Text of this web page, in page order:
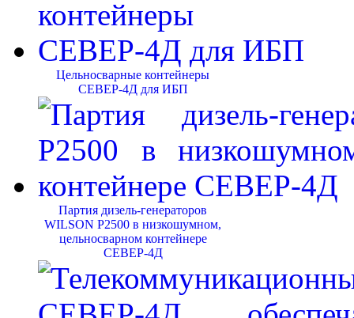
Цельносварные контейнеры
СЕВЕР-4Д для ИБП
Партия дизель-генераторов
WILSON P2500 в низкошумном,
цельносварном контейнере
СЕВЕР-4Д